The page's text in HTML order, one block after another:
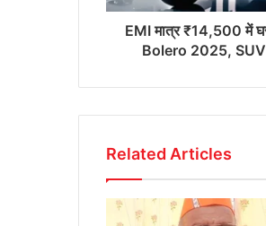
EMI मात्र ₹14,500 में
Bolero 2025, SUV
Related Articles